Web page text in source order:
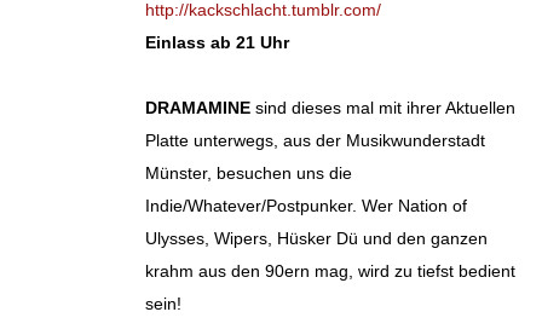
http://kackschlacht.tumblr.com/
Einlass ab 21 Uhr
DRAMAMINE sind dieses mal mit ihrer Aktuellen
Platte unterwegs, aus der Musikwunderstadt
Münster, besuchen uns die
Indie/Whatever/Postpunker. Wer Nation of
Ulysses, Wipers, Hüsker Dü und den ganzen
krahm aus den 90ern mag, wird zu tiefst bedient
sein!